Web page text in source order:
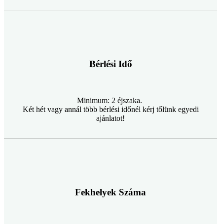
Bérlési Idő
Minimum: 2 éjszaka.
Két hét vagy annál több bérlési időnél kérj tőlünk egyedi
ajánlatot!
Fekhelyek Száma